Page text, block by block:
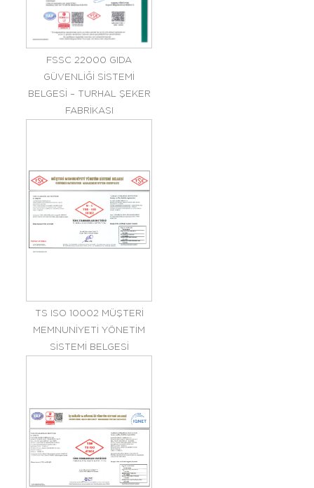
FSSC 22000 GIDA
GÜVENLİĞİ SİSTEMİ
BELGESİ – TURHAL ŞEKER
FABRİKASI
TS ISO 10002 MÜŞTERİ
MEMNUNİYETİ YÖNETİM
SİSTEMİ BELGESİ